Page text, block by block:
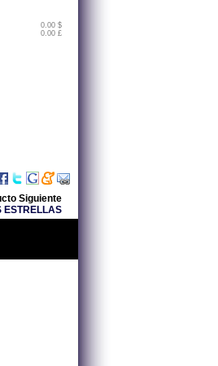
0.00 $
0.00 £
Siguiente
ESTRELLAS